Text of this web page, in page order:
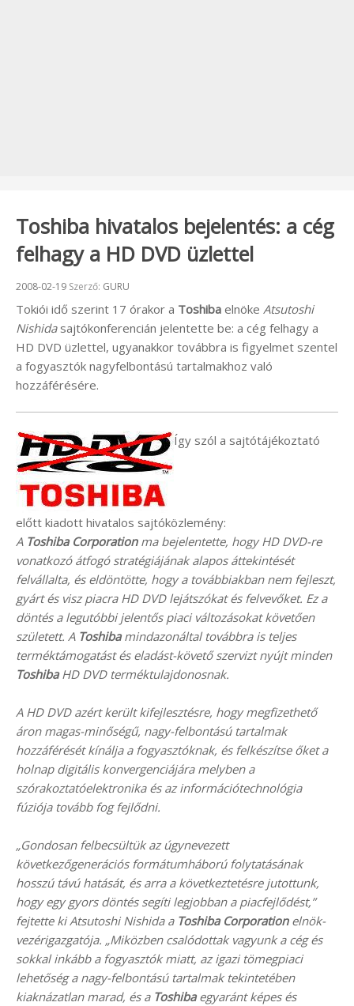
Toshiba hivatalos bejelentés: a cég
felhagy a HD DVD üzlettel
Beküldve:
2008-02-19 Szerző: GURU
Tokiói idő szerint 17 órakor a Toshiba elnöke Atsutoshi
Nishidasajtókonferencián jelentette be: a cég felhagy a
HD DVD üzlettel, ugyanakkor továbbra is figyelmet szentel
a fogyasztók nagyfelbontású tartalmakhoz való
hozzáférésére.
Így szól a sajtótájékoztató
előtt kiadott hivatalos sajtóközlemény:
A Toshiba Corporationma bejelentette, hogy HD DVD-re
vonatkozó átfogó stratégiájának alapos áttekintését
felvállalta, és eldöntötte, hogy a továbbiakban nem fejleszt,
gyárt és visz piacra HD DVD lejátszókat és felvevőket. Ez a
döntés a legutóbbi jelentős piaci változásokat követően
született. A Toshibamindazonáltal továbbra is teljes
terméktámogatást és eladást-követő szervizt nyújt minden
ToshibaHD DVD terméktulajdonosnak.
A HD DVD azért került kifejlesztésre, hogy megfizethető
áron magas-minőségű, nagy-felbontású tartalmak
hozzáférését kínálja a fogyasztóknak, és felkészítse őket a
holnap digitális konvergenciájára melyben a
szórakoztatóelektronika és az információtechnológia
fúziója tovább fog fejlődni.
„Gondosan felbecsültük az úgynevezett
következőgenerációs formátumháború folytatásának
hosszú távú hatását, és arra a következtetésre jutottunk,
hogy egy gyors döntés segíti legjobban a piacfejlődést,”
fejtette ki Atsutoshi Nishida a Toshiba Corporationelnök-
vezérigazgatója. „Miközben csalódottak vagyunk a cég és
sokkal inkább a fogyasztók miatt, az igazi tömegpiaci
lehetőség a nagy-felbontású tartalmak tekintetében
kiaknázatlan marad, és a Toshibaegyaránt képes és